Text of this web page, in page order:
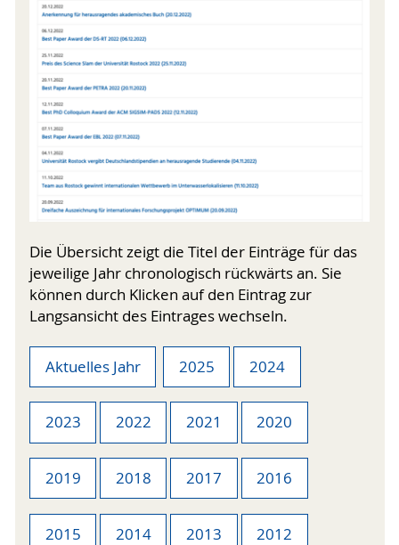
Die Übersicht zeigt die Titel der Einträge für das
jeweilige Jahr chronologisch rückwärts an. Sie
können durch Klicken auf den Eintrag zur
Langsansicht des Eintrages wechseln.
Aktuelles Jahr 2025 2024
2023 2022 2021 2020
2019 2018 2017 2016
2015 2014 2013 2012